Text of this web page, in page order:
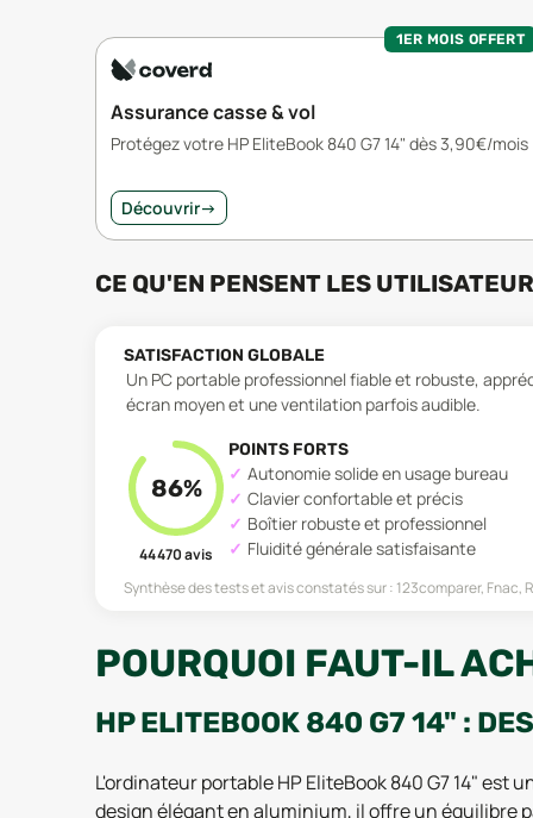
1ER MOIS OFFERT
Assurance casse & vol
Protégez votre HP EliteBook 840 G7 14" dès 3,90€/mois
Découvrir→
CE QU'EN PENSENT LES
SATISFACTION GLOBALE
Un PC portable professionnel fiable et robuste,
écran moyen et une ventilation parfois audible.
86%
44 470avis
POINTS FORTS
Autonomie solide en usage bureau
Clavier confortable et précis
Boîtier robuste et professionnel
Fluidité générale satisfaisante
Synthèse des tests et avis constatés sur : 123comparer, Fnac,
POURQUOI FAUT-IL
HP ELITEBOOK 840 G7 14" :
L'ordinateur portable HP EliteBook 840 G7 14"
design élégant en aluminium, il offre un équilibre